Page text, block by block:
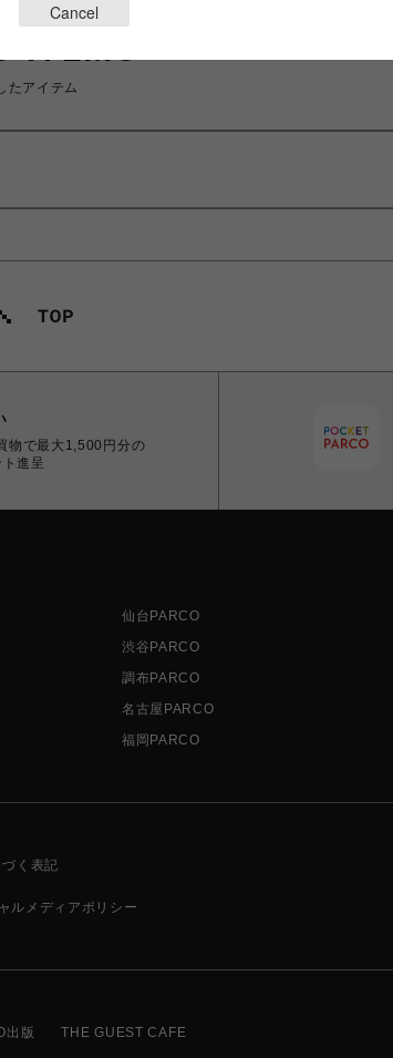
たアイテム
物で最大1,500円分の
進呈
仙台PARCO
渋谷PARCO
調布PARCO
名古屋PARCO
福岡PARCO
く表記
ルメディアポリシー
出版 THE GUEST CAFE
Cancel